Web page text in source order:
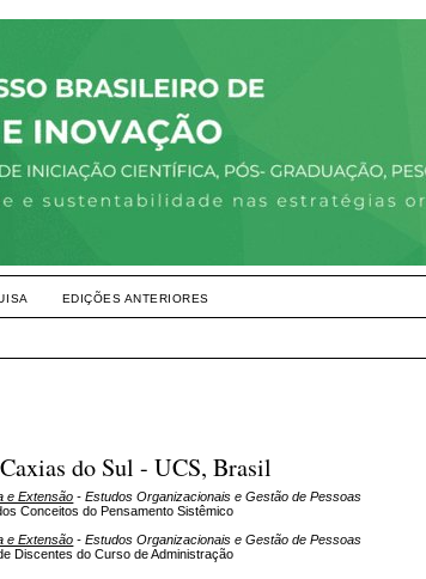
EDIÇÕES ANTERIORES
do Sul - UCS, Brasil
e Extensão - Estudos Organizacionais e Gestão de Pessoas
Conceitos do Pensamento Sistêmico
e Extensão - Estudos Organizacionais e Gestão de Pessoas
Discentes do Curso de Administração